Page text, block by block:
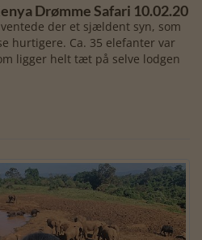
Drømme Safari 10.02.20
der et sjældent syn, som
hurtigere. Ca. 35 elefanter var
ligger helt tæt på selve lodgen